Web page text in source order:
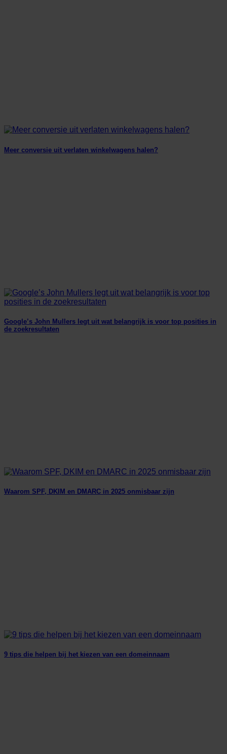
Meer conversie uit verlaten winkelwagens halen?
Google’s John Mullers legt uit wat belangrijk is voor top posities in
de zoekresultaten
Waarom SPF, DKIM en DMARC in 2025 onmisbaar zijn
9 tips die helpen bij het kiezen van een domeinnaam